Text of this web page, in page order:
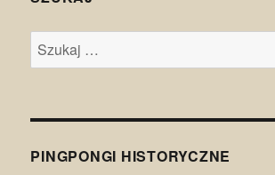
Szukaj:
PINGPONGI HISTORYCZNE